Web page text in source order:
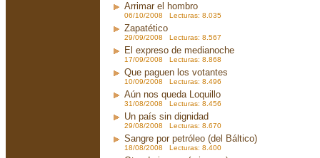
Arrimar el hombro
06/10/2008 Lecturas: 8.035
Zapatético
29/09/2008 Lecturas: 8.567
El expreso de medianoche
17/09/2008 Lecturas: 8.868
Que paguen los votantes
10/09/2008 Lecturas: 8.496
Aún nos queda Loquillo
31/08/2008 Lecturas: 8.456
Un país sin dignidad
29/08/2008 Lecturas: 8.670
Sangre por petróleo (del Báltico)
18/08/2008 Lecturas: 8.400